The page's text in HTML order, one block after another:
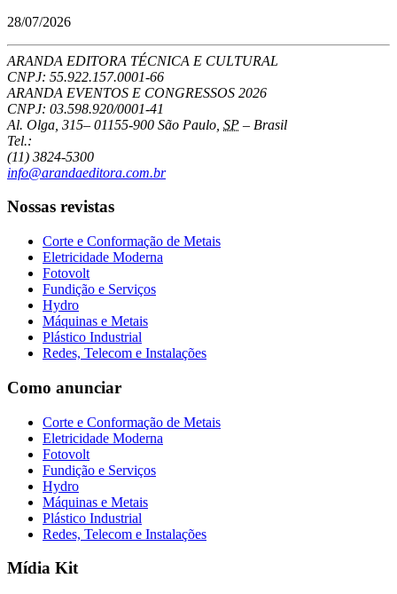
28/07/2026
ARANDA EDITORA TÉCNICA E CULTURAL
CNPJ: 55.922.157.0001-66
ARANDA EVENTOS E CONGRESSOS 2026
CNPJ: 03.598.920/0001-41
Al. Olga, 315– 01155-900 São Paulo SP – Brasil
Tel.:
(11) 3824-5300
info@arandaeditora.com.br
Nossas revistas
Corte e Conformação de Metais
Eletricidade Moderna
Fotovolt
Fundição e Serviços
Hydro
Máquinas e Metais
Plástico Industrial
Redes, Telecom e Instalações
Como anunciar
Corte e Conformação de Metais
Eletricidade Moderna
Fotovolt
Fundição e Serviços
Hydro
Máquinas e Metais
Plástico Industrial
Redes, Telecom e Instalações
Mídia Kit